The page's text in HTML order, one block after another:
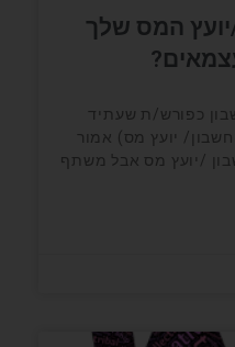
המס שלך
כפורש/ת שעתיד
יועץ מס) אמור
/יועץ מס אבל משתף